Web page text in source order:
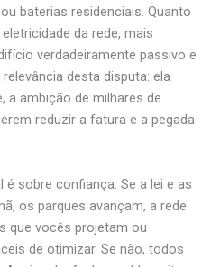
baterias residenciais. Quanto
da rede, mais
verdadeiramente passivo e
desta disputa: ela
a ambição de milhares de
reduzir a fatura e a pegada
é sobre confiança. Se a lei e as
os parques avançam, a rede
que vocês projetam ou
de otimizar. Se não, todos